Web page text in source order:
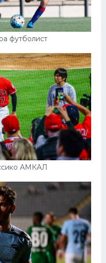
футболист
АМКАЛ